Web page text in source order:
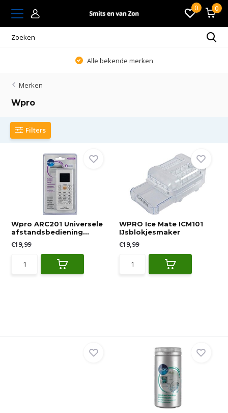
0 0
Alle bekende merken
Merken
Wpro
Filters
Wpro ARC201 Universele
afstandsbediening...
€19,99
WPRO Ice Mate ICM101
IJsblokjesmaker
€19,99